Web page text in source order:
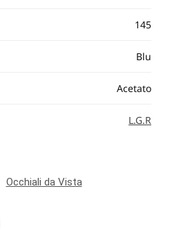
145
Blu
Acetato
L.G.R
Occhiali da Vista